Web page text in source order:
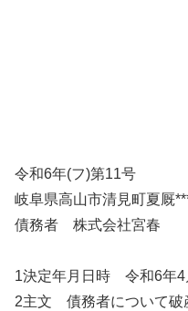
令和6年(フ)第11号
岐阜県高山市清見町夏厩
債務者 株式会社宮春
1決定年月日時 令和6年4
2主文 債務者について破